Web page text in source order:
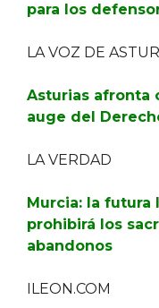
para los
LA VOZ DE
Asturias afronta
auge del
LA VERDAD
Murcia: la futura
prohibirá los
abandonos
ILEON.COM